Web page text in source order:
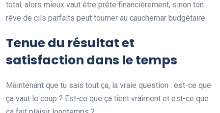
total, alors mieux vaut être prête financièrement, sinon ton
rêve de cils parfaits peut tourner au cauchemar budgétaire.
Tenue du résultat et
satisfaction dans le temps
Maintenant que tu sais tout ça, la vraie question : est-ce que
ça vaut le coup ? Est-ce que ça tient vraiment et est-ce que